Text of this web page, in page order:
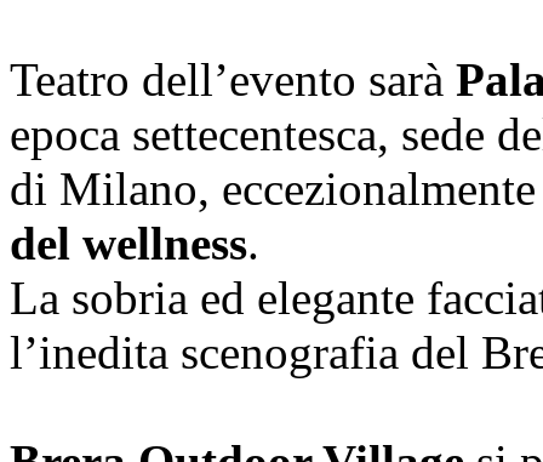
Teatro dell’evento sarà
epoca settecentesca, sede
di Milano,
del wellness.
La sobria ed elegante
l’inedita scenografia del